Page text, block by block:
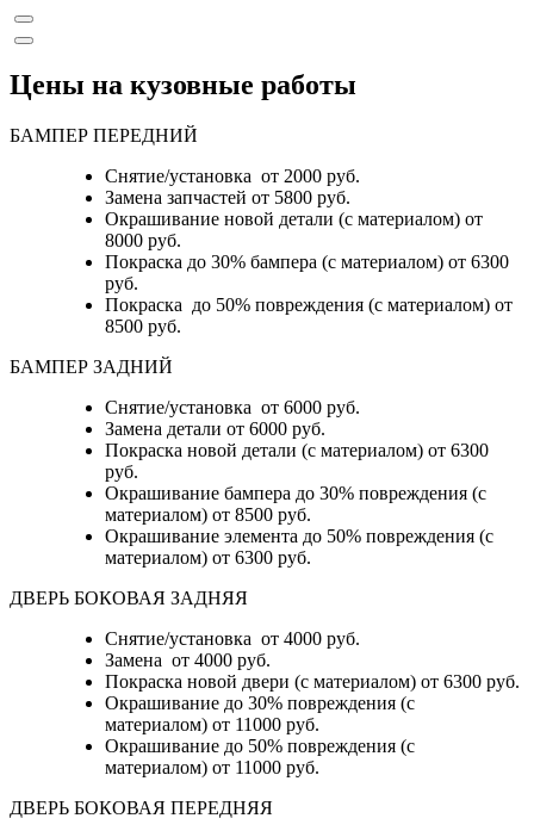
Цены на кузовные работы
БАМПЕР ПЕРЕДНИЙ
Снятие/установка от 2000 руб.
Замена запчастей от 5800 руб.
Окрашивание новой детали (с материалом) от
8000 руб.
Покраска до 30% бампера (с материалом) от 6300
руб.
Покраска до 50% повреждения (с материалом) от
8500 руб.
БАМПЕР ЗАДНИЙ
Снятие/установка от 6000 руб.
Замена детали от 6000 руб.
Покраска новой детали (с материалом) от 6300
руб.
Окрашивание бампера до 30% повреждения (с
материалом) от 8500 руб.
Окрашивание элемента до 50% повреждения (с
материалом) от 6300 руб.
ДВЕРЬ БОКОВАЯ ЗАДНЯЯ
Снятие/установка от 4000 руб.
Замена от 4000 руб.
Покраска новой двери (с материалом) от 6300 руб.
Окрашивание до 30% повреждения (с
материалом) от 11000 руб.
Окрашивание до 50% повреждения (с
материалом) от 11000 руб.
ДВЕРЬ БОКОВАЯ ПЕРЕДНЯЯ